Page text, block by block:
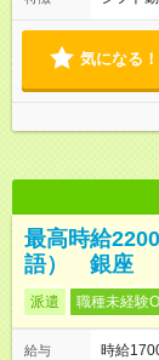
気になる！
最高時給
語） 銀座
派遣 職種未経験
給与
時給